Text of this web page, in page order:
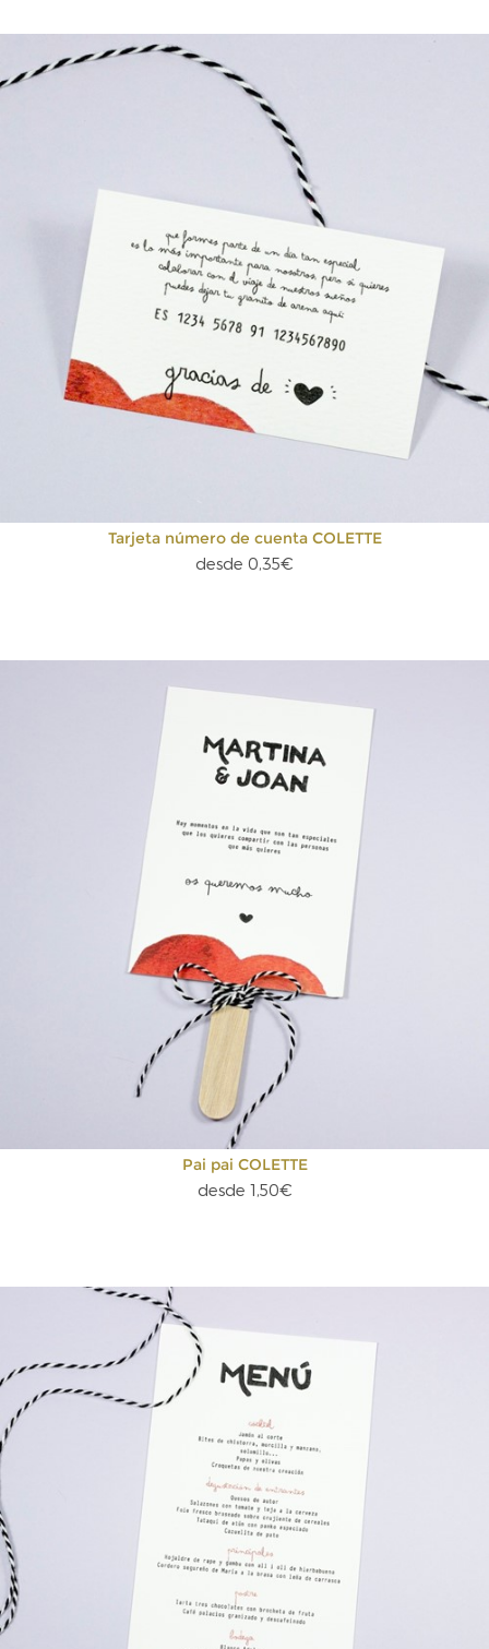
Tarjeta número de cuenta COLETTE
desde 0,35€
Pai pai COLETTE
desde 1,50€